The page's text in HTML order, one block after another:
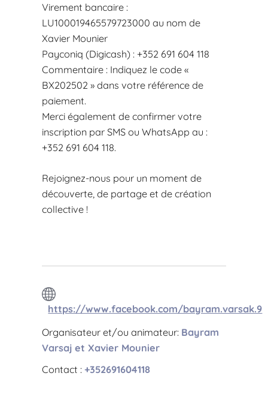
Virement bancaire :
LU100019465579723000 au nom de
Xavier Mounier
Payconiq (Digicash) : +352 691 604 118
Commentaire : Indiquez le code «
BX202502 » dans votre référence de
paiement.
Merci également de confirmer votre
inscription par SMS ou WhatsApp au :
+352 691 604 118.
Rejoignez-nous pour un moment de
découverte, de partage et de création
collective !
https://www.facebook.com/bayram.varsak.9
Organisateur et/ou animateur: Bayram
Varsaj et Xavier Mounier
Contact : +352691604118